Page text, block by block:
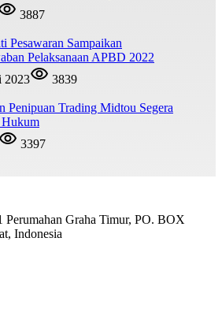
3887
Pesawaran Sampaikan
Pelaksanaan APBD 2022
2023
3839
Penipuan Trading Midtou Segera
3397
Graha Timur, PO. BOX
Indonesia